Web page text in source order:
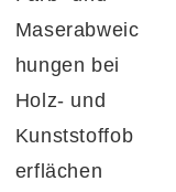
Maserabweic
hungen bei
Holz- und
Kunststoffob
erflächen